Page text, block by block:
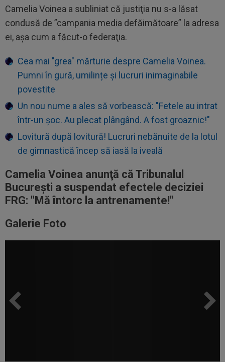
Camelia Voinea a subliniat că justiţia nu s-a lăsat
condusă de ”campania media defăimătoare” la adresa
ei, aşa cum a făcut-o federaţia.
Cea mai "grea" mărturie despre Camelia Voinea.
Pumni în gură, umilințe și lucruri inimaginabile
povestite
Un nou nume a ales să vorbească: "Fetele au intrat
într-un șoc. Au plecat plângând. A fost groaznic!"
Lovitură după lovitură! Lucruri nebănuite de la lotul
de gimnastică încep să iasă la iveală
Camelia Voinea anunţă că Tribunalul
Bucureşti a suspendat efectele deciziei
FRG: "Mă întorc la antrenamente!"
Galerie Foto